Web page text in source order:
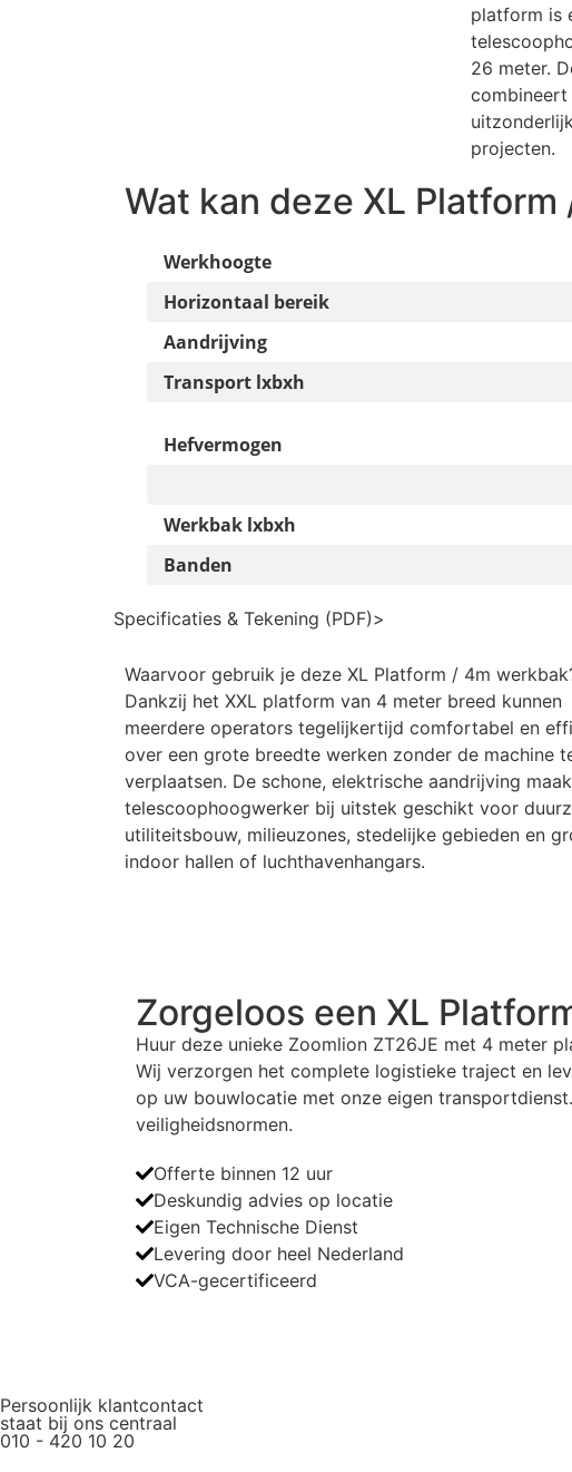
platform is
26 meter.
combineert
projecten.
Wat kan deze XL
Werkhoogte
Horizontaal bereik
Aandrijving
Transport lxbxh
Hefvermogen
Werkbak lxbxh
Banden
Specificaties & Tekening (PDF)>
Waarvoor gebruik je deze XL Platform / 4m werkbak
Dankzij het XXL platform van 4 meter breed kunnen
meerdere operators tegelijkertijd comfortabel en
over een grote breedte werken zonder de machine
verplaatsen. De schone, elektrische aandrijving
telescoophoogwerker bij uitstek geschikt voor
utiliteitsbouw, milieuzones, stedelijke gebieden en
indoor hallen of luchthavenhangars.
Zorgeloos een XL
Huur deze unieke Zoomlion ZT26JE met 4 meter
Wij verzorgen het complete logistieke traject en
op uw bouwlocatie met onze eigen
veiligheidsnormen.
Offerte binnen 12 uur
Deskundig advies op locatie
Eigen Technische Dienst
Levering door heel Nederland
VCA-gecertificeerd
Persoonlijk klantcontact
staat bij ons centraal
010 - 420 10 20